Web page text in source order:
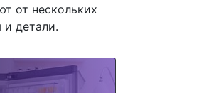
от нескольких
и детали.